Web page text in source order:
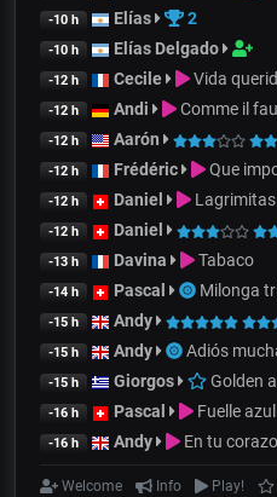
-10 h Elías 2
-10 h Elías Delgado
-12 h Cecile Vida
-12 h Andi Comme il
-12 h Aarón
-12 h Frédéric Que
-12 h Daniel
-12 h Daniel
-13 h Davina Tabaco
-14 h Pascal Milonga
-15 h Andy
-15 h Andy Adiós
-15 h Giorgos Golden
-16 h Pascal Fuelle azul
-16 h Andy En tu
Welcome Info Play!